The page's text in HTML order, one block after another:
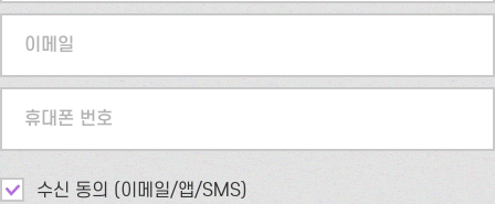
이메일
휴대폰 번호
수신 동의 (이메일/앱/SMS)